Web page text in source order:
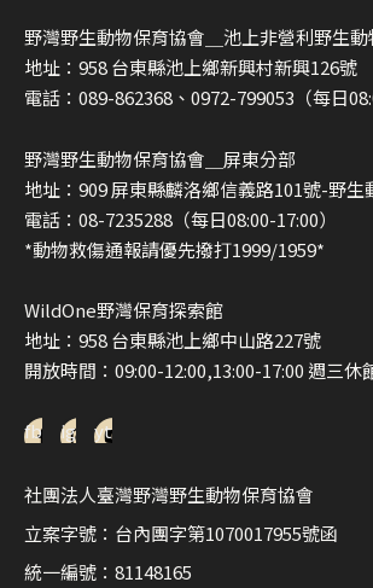
野灣野生動物保育協會＿池上非營利野生
地址：958 台東縣池上鄉新興村新興126號
電話：089-862368、0972-799053（每日
野灣野生動物保育協會＿屏東分部
地址：909 屏東縣麟洛鄉信義路101號-野生
電話：08-7235288（每日08:00-17:00）
*動物救傷通報請優先撥打1999/1959*
WildOne野灣保育探索館
地址：958 台東縣池上鄉中山路227號
開放時間：09:00-12:00,13:00-17:00 週三休
fb ig yt
社團法人臺灣野灣野生動物保育協會
立案字號：台內團字第1070017955號函
統一編號：81148165